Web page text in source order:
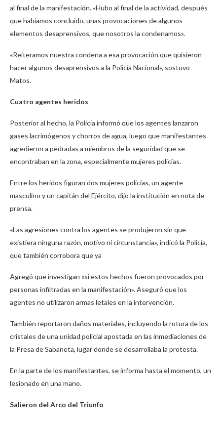
al final de la manifestación. «Hubo al final de la actividad, después
que habíamos concluido, unas provocaciones de algunos
elementos desaprensivos, que nosotros la condenamos».
«Reiteramos nuestra condena a esa provocación que quisieron
hacer algunos desaprensivos a la Policía Nacional», sostuvo
Matos.
Cuatro agentes heridos
Posterior al hecho, la Policía informó que los agentes lanzaron
gases lacrimógenos y chorros de agua, luego que manifestantes
agredieron a pedradas a miembros de la seguridad que se
encontraban en la zona, especialmente mujeres policías.
Entre los heridos figuran dos mujeres policías, un agente
masculino y un capitán del Ejército, dijo la institución en nota de
prensa.
«Las agresiones contra los agentes se produjeron sin que
existiera ninguna razón, motivo ni circunstancia», indicó la Policía,
que también corrobora que ya
Agregó que investigan «si estos hechos fueron provocados por
personas infiltradas en la manifestación». Aseguró que los
agentes no utilizaron armas letales en la intervención.
También reportaron daños materiales, incluyendo la rotura de los
cristales de una unidad policial apostada en las inmediaciones de
la Presa de Sabaneta, lugar donde se desarrollaba la protesta.
En la parte de los manifestantes, se informa hasta el momento, un
lesionado en una mano.
Salieron del Arco del Triunfo